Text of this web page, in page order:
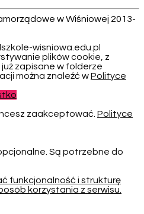
w Wiśniowej 2013-
wisniowa.edu.pl
plików cookie, z
zapisane w folderze
można znaleźć wPolityce
zaakceptować. Polityce
Są potrzebne do
funkcjonalność i strukturę
korzystania z serwisu.